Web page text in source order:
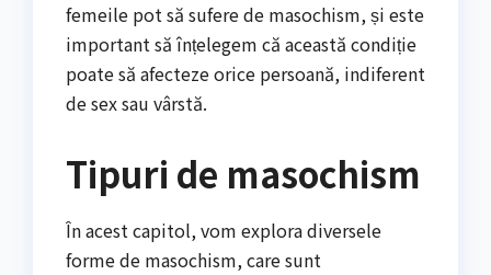
femeile pot să sufere de masochism, și este
important să înțelegem că această condiție
poate să afecteze orice persoană, indiferent
de sex sau vârstă.
Tipuri de masochism
În acest capitol, vom explora diversele
forme de masochism, care sunt